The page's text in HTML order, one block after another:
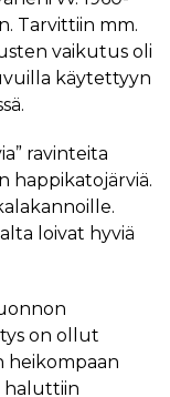
Tarvittiin mm.
vaikutus oli
käytettyyn
ravinteita
happikatojärviä.
loivat hyviä
on ollut
heikompaan
haluttiin